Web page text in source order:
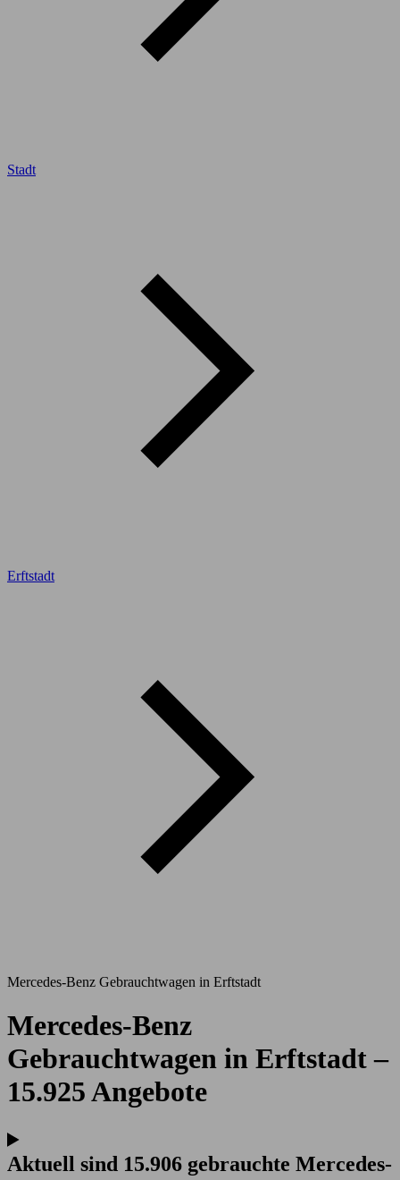
Stadt
Erftstadt
Mercedes-Benz Gebrauchtwagen in Erftstadt
Mercedes-Benz
Gebrauchtwagen in Erftstadt –
15.925 Angebote
Aktuell sind 15.906 gebrauchte Mercedes-